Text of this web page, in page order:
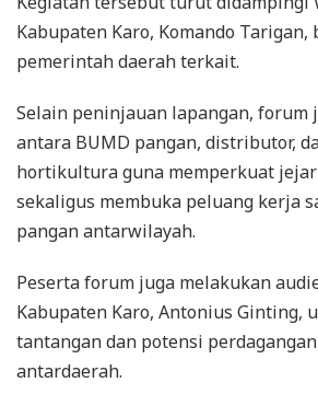
Kabupaten Karo, Komando
pemerintah daerah terkait.
Selain peninjauan lapangan, forum
antara BUMD pangan, distributor,
hortikultura guna memperkuat
sekaligus membuka peluang kerja
pangan antarwilayah.
Peserta forum juga melakukan
Kabupaten Karo, Antonius Ginting,
tantangan dan potensi
antardaerah.